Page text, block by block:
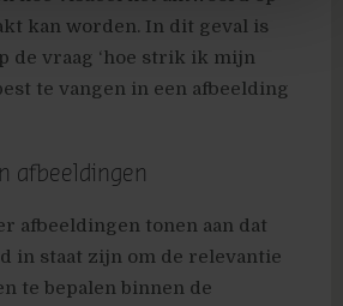
kan worden. In dit geval is
de vraag ‘hoe strik ik mijn
te vangen in een afbeelding
afbeeldingen
afbeeldingen tonen aan dat
in staat zijn om de relevantie
te bepalen binnen de